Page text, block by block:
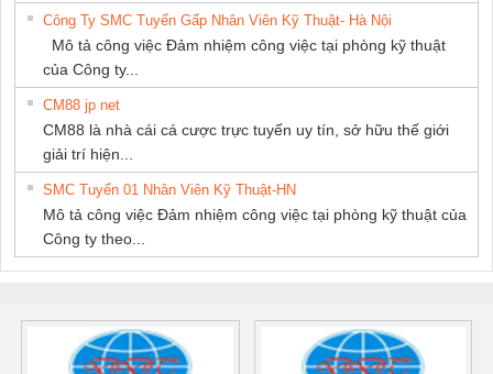
Công Ty SMC Tuyển Gấp Nhân Viên Kỹ Thuật- Hà Nội
Mô tả công việc Đảm nhiệm công việc tại phòng kỹ thuật
của Công ty...
CM88 jp net
CM88 là nhà cái cá cược trực tuyến uy tín, sở hữu thế giới
giải trí hiện...
SMC Tuyển 01 Nhân Viên Kỹ Thuật-HN
Mô tả công việc Đảm nhiệm công việc tại phòng kỹ thuật của
Công ty theo...